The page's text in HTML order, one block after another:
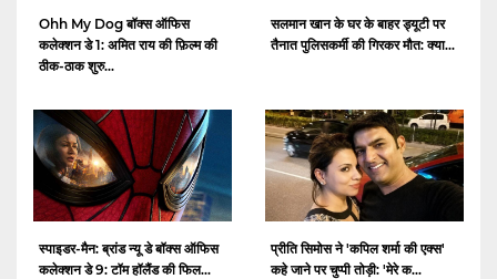
Ohh My Dog बॉक्स ऑफिस
कलेक्शन डे 1: अमित राय की फ़िल्म की
ठीक-ठाक शुरु...
सलमान खान के घर के बाहर ड्यूटी पर
तैनात पुलिसकर्मी की गिरकर मौत: क्या...
स्पाइडर-मैन: ब्रांड न्यू डे बॉक्स ऑफिस
कलेक्शन डे 9: टॉम हॉलैंड की फिल...
प्रीति सिमोस ने 'कपिल शर्मा की एक्स'
कहे जाने पर चुप्पी तोड़ी: 'मेरे क...